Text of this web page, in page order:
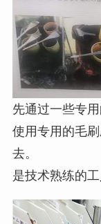
先通过一些专
使用专用的毛
去。
是技术熟练的